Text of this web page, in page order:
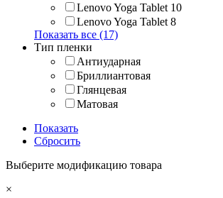
Lenovo Yoga Tablet 10
Lenovo Yoga Tablet 8
Показать все (17)
Тип пленки
Антиударная
Бриллиантовая
Глянцевая
Матовая
Показать
Сбросить
Выберите модификацию товара
×